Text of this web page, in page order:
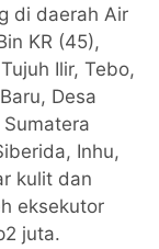
di daerah Air
KR (45),
Ilir, Tebo,
Desa
Inhu,
kulit dan
eksekutor
juta.